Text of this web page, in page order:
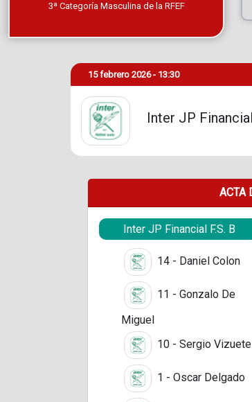
3ª Categoría Masculina de la RFEF
15 febrero 2026 - 13:30
Inter JP
ACTA
Inter JP Financial F.S. B
14 - Daniel Colon
11 - Gonzalo De
Miguel
10 - Sergio Vizuete
1 - Oscar Delgado